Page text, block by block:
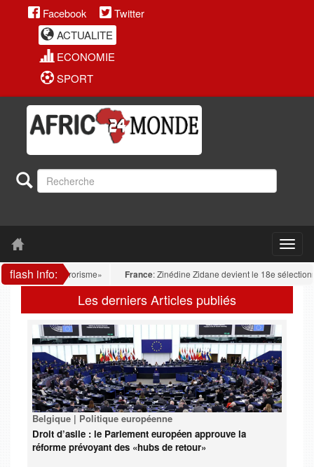
Facebook
Twitter
ACTUALITE
ECONOMIE
SPORT
flash info:
de «terrorisme» France: Zinédine Zidane devient le 18e
Les derniers Articles publiés
Belgique | Politique européenne
Droit d’asile : le Parlement européen approuve la
réforme prévoyant des «hubs de retour»